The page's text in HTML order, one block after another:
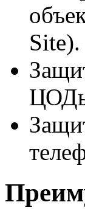
Site).